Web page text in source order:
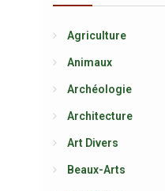
Agriculture
Animaux
Archéologie
Architecture
Art Divers
Beaux-Arts